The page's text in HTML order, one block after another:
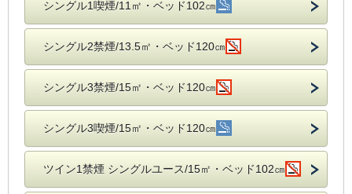
シングル1喫煙/11㎡・ベッド102㎝
シングル2禁煙/13.5㎡・ベッド120㎝
シングル3禁煙/15㎡・ベッド120㎝
シングル3喫煙/15㎡・ベッド120㎝
ツイン1禁煙 シングルユース/15㎡・ベッド102㎝